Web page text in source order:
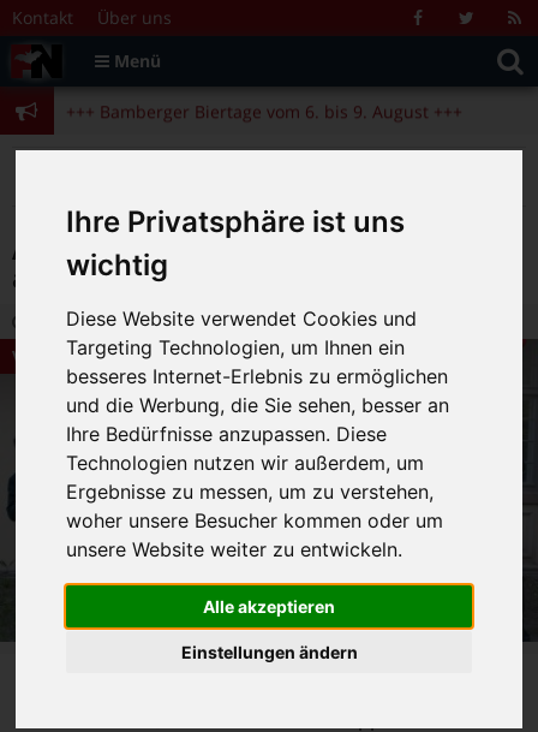
Ihre Privatsphäre ist uns
wichtig
Diese Website verwendet Cookies und
Targeting Technologien, um Ihnen ein
besseres Internet-Erlebnis zu ermöglichen
und die Werbung, die Sie sehen, besser an
Ihre Bedürfnisse anzupassen. Diese
Technologien nutzen wir außerdem, um
Ergebnisse zu messen, um zu verstehen,
woher unsere Besucher kommen oder um
unsere Website weiter zu entwickeln.
Alle akzeptieren
Einstellungen ändern
Zum Inhalt springen
Kontakt Über uns FacebookTwitter
Menü
Suche
nach:
+++ Bamberger Biertage vom 6. bis 9. August +++
+++ Blues- und Jazzfestival vom 31.7. bis 9.8. +++
+++ Bamberger Biertage vom 6. bis 9. August +++
A-Cappella-Konzert von den „Hertztönen“,
am 8. Juli in der Alten Seilerei
2.07.2018 19:33 | FN-Redaktion |
0
Veranstaltungstipps